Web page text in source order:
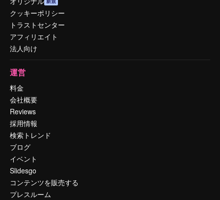
クッキーポリシー
トラストセンター
アフィリエイト
法人向け
運営
料金
会社概要
Reviews
採用情報
検索トレンド
ブログ
イベント
Slidesgo
コンテンツを販売する
プレスルーム